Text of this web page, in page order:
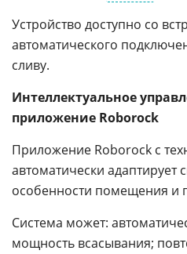
Устройство доступно со
автоматического
сливу.
Интеллектуальное
приложение Roborock
Приложение Roborock с
автоматически адаптирует
особенности помещения и
Система может:
мощность всасывания;